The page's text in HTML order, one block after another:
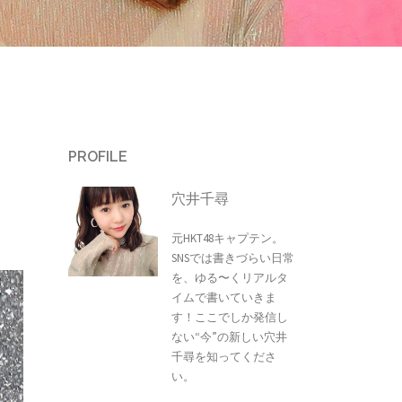
PROFILE
穴井千尋
元HKT48キャプテン。
SNSでは書きづらい日常
を、ゆる〜くリアルタ
イムで書いていきま
す！ここでしか発信し
ない“今”の新しい穴井
千尋を知ってくださ
い。